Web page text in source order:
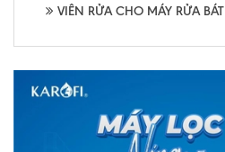
VIÊN RỬA CHO MÁY RỬA BÁT